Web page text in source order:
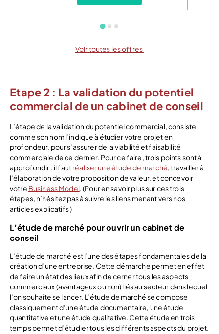
Voir toutes les offres
Etape 2 : La validation du potentiel
commercial de un cabinet de conseil
L’étape de la validation du potentiel commercial, consiste
comme son nom l’indique à étudier votre projet en
profondeur, pour s’assurer de la viabilité et faisabilité
commerciale de ce dernier. Pour ce faire, trois points sont à
approfondir : il fautréaliser une étude de marché, travailler à
l’élaboration de votre proposition de valeur, et concevoir
votre Business Model. (Pour en savoir plus sur ces trois
étapes, n’hésitez pas à suivre les liens menant vers nos
articles explicatifs )
L’étude de marché pour ouvrir un cabinet de
conseil
L’étude de marché est l’une des étapes fondamentales de la
création d’une entreprise. Cette démarche permet en effet
de faire un état des lieux afin de cerner tous les aspects
commerciaux (avantageux ou non) liés au secteur dans lequel
l’on souhaite se lancer. L’étude de marché se compose
classiquement d’une étude documentaire, une étude
quantitative et une étude qualitative. Cette étude en trois
temps permet d’étudier tous les différents aspects du projet.